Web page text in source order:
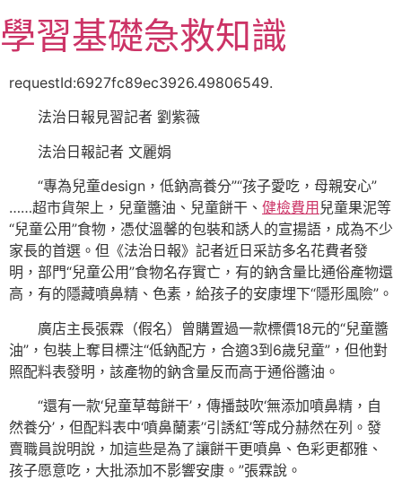
至
主
學習基礎急救知識
requestId:6927fc89ec3926.49806549.
法治日報見習記者 劉紫薇
法治日報記者 文麗娟
“專為兒童design，低鈉高養分”“孩子愛吃，母親安心”
……超市貨架上，兒童醬油、兒童餅干、 健檢費用 兒童果泥等
“兒童公用”食物，憑仗溫馨的包裝和誘人的宣揚語，成為不少
家長的首選。但《法治日報》記者近日采訪多名花費者發
明，部門“兒童公用”食物名存實亡，有的鈉含量比通俗產物還
高，有的隱藏噴鼻精、色素，給孩子的安康埋下“隱形風險”。
廣店主長張霖（假名）曾購置過一款標價18元的“兒童醬
油”，包裝上奪目標注“低鈉配方，合適3到6歲兒童”，但他對
照配料表發明，該產物的鈉含量反而高于通俗醬油。
“還有一款‘兒童草莓餅干’，傳播鼓吹‘無添加噴鼻精，自
然養分’，但配料表中‘噴鼻蘭素’‘引誘紅’等成分赫然在列。發
賣職員說明說，加這些是為了讓餅干更噴鼻、色彩更都雅、
孩子愿意吃，大批添加不影響安康。”張霖說。